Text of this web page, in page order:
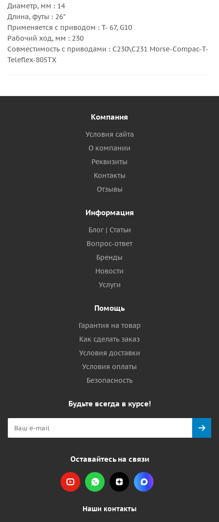
Диаметр, мм : 14
Длина, футы : 26"
Применяется с приводом : T- 67, G10
Рабочий ход, мм : 230
Совместимость с приводами : C230\C231 Morse-Compac-T-
Teleflex-805TX
Компания
Условия сайта
О компании
Реквизиты
Контакты
Отзывы
Информация
Блог | Статьи
Вопрос-ответ
Бренды
Новости
Услуги
Помощь
Гарантия на товар
Как сделать заказ
Условия доставки
Условия оплаты
Безопасность
Будьте всегда в курсе!
Оставайтесь на связи
Наши контакты